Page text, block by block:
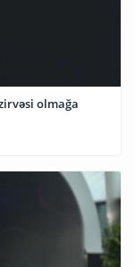
olmağa